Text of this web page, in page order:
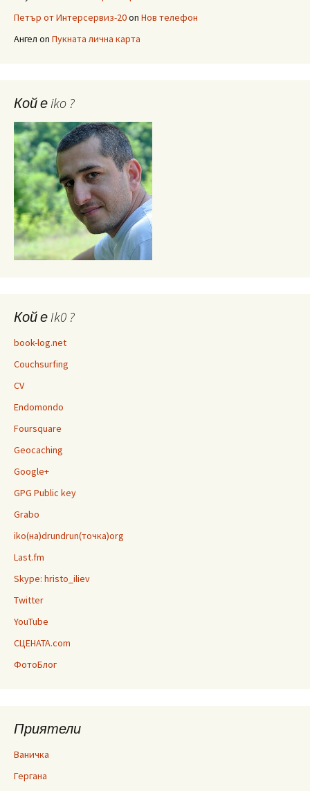
Петър от Интерсервиз-20on Нов телефон
Ангел on Пукната лична карта
Кой е iko ?
Кой е Ik0 ?
book-log.net
Couchsurfing
CV
Endomondo
Foursquare
Geocaching
Google+
GPG Public key
Grabo
iko(на)drundrun(точка)org
Last.fm
Skype: hristo_iliev
Twitter
YouTube
СЦЕНАТА.com
ФотоБлог
Приятели
Ваничка
Гергана